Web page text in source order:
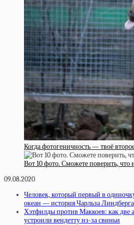
Когда фотогеничность — твоё
Вот 10 фото. Сможете поверить,
09.08.2020
Человек, который первый в
океан — история Чарльза Линдберга
Хэтфилды против Маккоев: как две
устроили вендетту из-за свиньи